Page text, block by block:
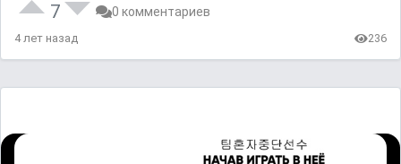
7 0 комментариев
4 лет назад 236